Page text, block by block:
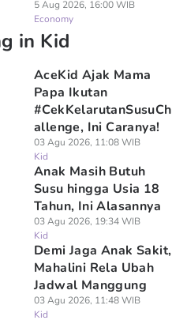
5 Aug 2026, 16:00 WIB
Economy
in Kid
AceKid Ajak Mama
Papa Ikutan
#CekKelarutanSusuCh
allenge, Ini Caranya!
03 Agu 2026, 11:08 WIB
Kid
Anak Masih Butuh
Susu hingga Usia 18
Tahun, Ini Alasannya
03 Agu 2026, 19:34 WIB
Kid
Demi Jaga Anak Sakit,
Mahalini Rela Ubah
Jadwal Manggung
03 Agu 2026, 11:48 WIB
Kid